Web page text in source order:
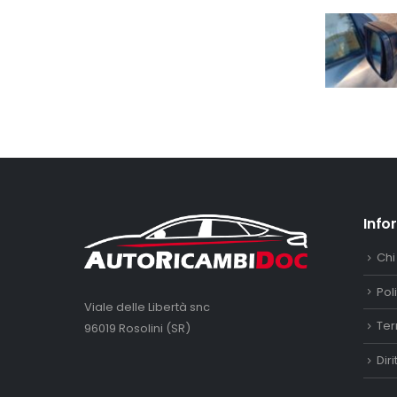
Viale delle Libertà snc
96019 Rosolini (SR)